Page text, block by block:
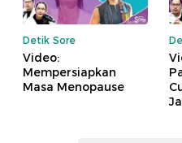
Detik Sore
Video:
Mempersiapkan
Masa Menopause